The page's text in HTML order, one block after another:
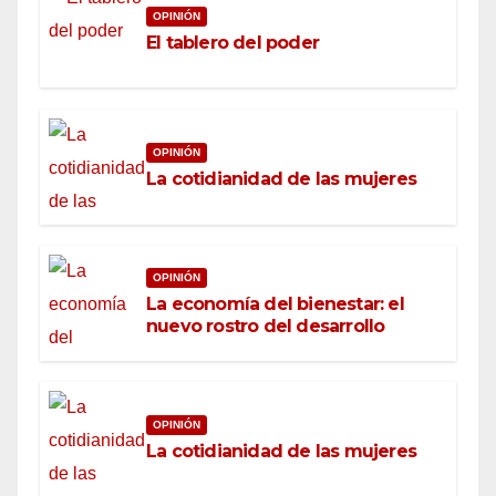
OPINIÓN
El tablero del poder
OPINIÓN
La cotidianidad de las mujeres
OPINIÓN
La economía del bienestar: el
nuevo rostro del desarrollo
OPINIÓN
La cotidianidad de las mujeres